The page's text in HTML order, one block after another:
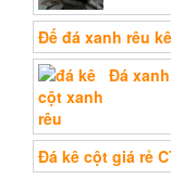
hạng5.00
sao
Đế đá xanh rêu
Đá
Đá kê cột giá rẻ